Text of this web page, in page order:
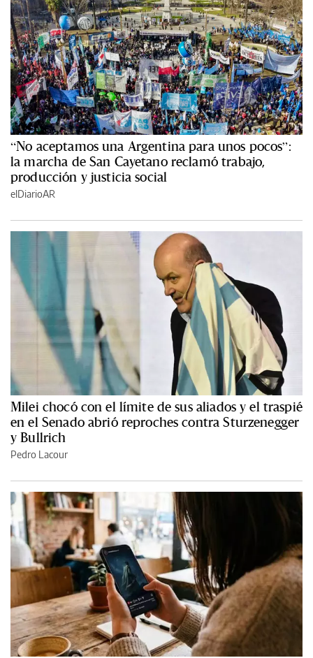
“No aceptamos una Argentina para unos pocos”:
la marcha de San Cayetano reclamó trabajo,
producción y justicia social
elDiarioAR
Milei chocó con el límite de sus aliados y el traspié
en el Senado abrió reproches contra Sturzenegger
y Bullrich
Pedro Lacour